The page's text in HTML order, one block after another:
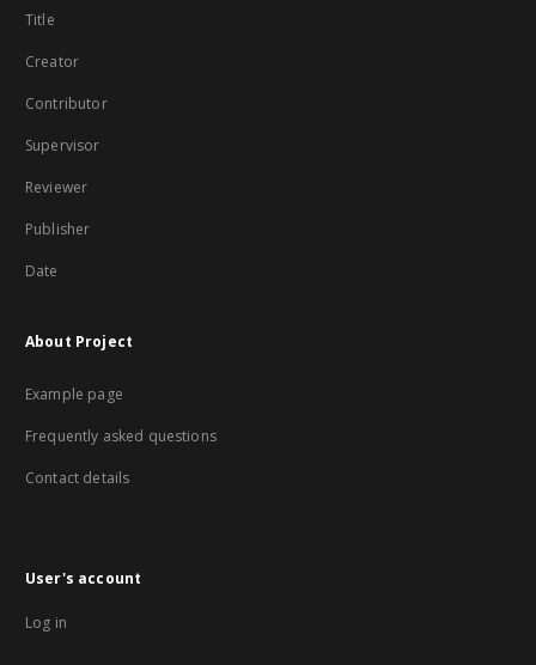
Title
Creator
Contributor
Supervisor
Reviewer
Publisher
Date
About Project
Example page
Frequently asked questions
Contact details
User's account
Log in